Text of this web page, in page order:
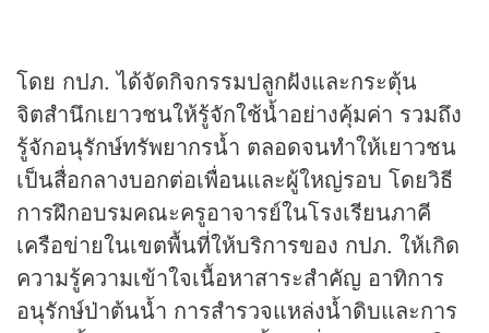
โดย กปภ. ได้จัดกิจกรรมปลูกฝังและกระตุ้น
จิตสำนึกเยาวชนให้รู้จักใช้น้ำอย่างคุ้มค่า รวมถึง
รู้จักอนุรักษ์ทรัพยากรน้ำ ตลอดจนทำให้เยาวชน
เป็นสื่อกลางบอกต่อเพื่อนและผู้ใหญ่รอบ โดยวิธี
การฝึกอบรมคณะครูอาจารย์ในโรงเรียนภาคี
เครือข่ายในเขตพื้นที่ให้บริการของ กปภ. ให้เกิด
ความรู้ความเข้าใจเนื้อหาสาระสำคัญ อาทิการ
อนุรักษ์ป่าต้นน้ำ การสำรวจแหล่งน้ำดิบและการ